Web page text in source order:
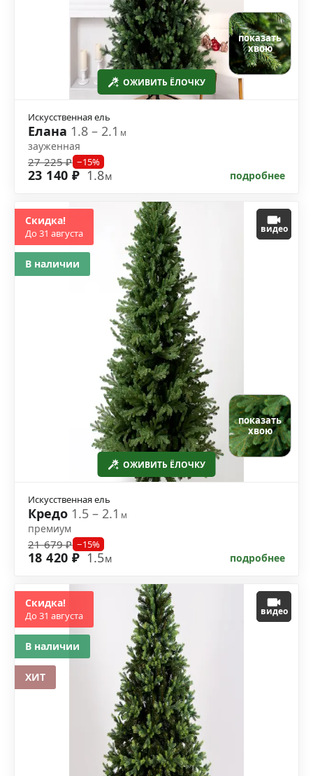
ОЖИВИТЬ ЁЛОЧКУ
показать
хвою
Искусственная ель
Елана 1.8 – 2.1м
зауженная
27 225 ₽ −15%
23 140 ₽ 1.8м подробнее
ОЖИВИТЬ ЁЛОЧКУ
видео
показать
хвою
Искусственная ель
Кредо 1.5 – 2.1м
премиум
21 679 ₽ −15%
18 420 ₽ 1.5м подробнее
Скидка!
До 31 августа
В наличии
видео
Скидка!
До 31 августа
В наличии
ХИТ